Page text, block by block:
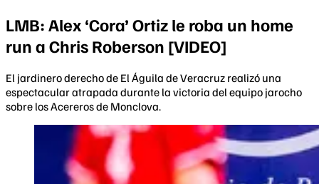
LMB: Alex ‘Cora’ Ortiz le roba un home
run a Chris Roberson [VIDEO]
El jardinero derecho de El Águila de Veracruz realizó una
espectacular atrapada durante la victoria del equipo jarocho
sobre los Acereros de Monclova.